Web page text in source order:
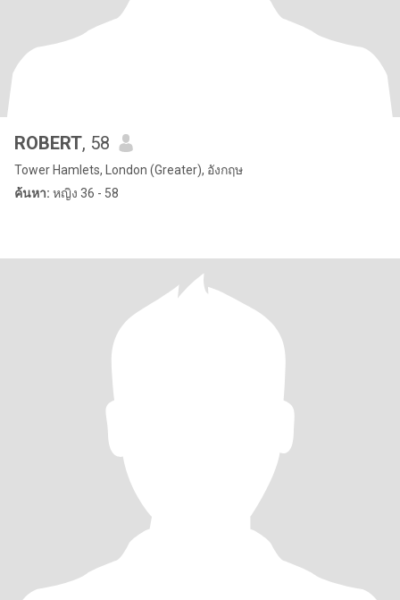
ROBERT, 58
Tower Hamlets, London (Greater), อังกฤษ
ค้นหา: หญิง 36 - 58